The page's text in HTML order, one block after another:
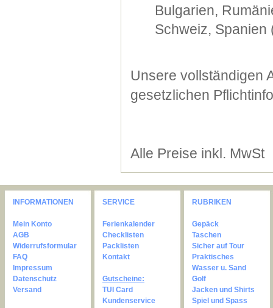
Bulgarien,
Schweiz, Spanien
Unsere vollständigen
gesetzlichen
Alle Preise inkl. MwSt
INFORMATIONEN
Mein Konto
AGB
Widerrufsformular
FAQ
Impressum
Datenschutz
Versand
SERVICE
Ferienkalender
Checklisten
Packlisten
Kontakt
Gutscheine:
TUI Card
Kundenservice
RUBRIKEN
Gepäck
Taschen
Sicher auf Tour
Praktisches
Wasser u. Sand
Golf
Jacken und Shirts
Spiel und Spass